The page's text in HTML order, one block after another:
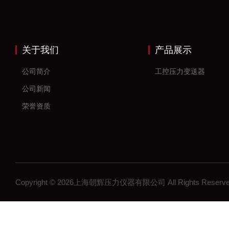
关于我们
公司简介
公司新闻
荣誉资质
产品展示
工控压力变送器
Copyright © 2026上海朝辉压力仪器有限公司 All Rights